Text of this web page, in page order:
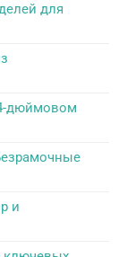
для
дюймовом
и